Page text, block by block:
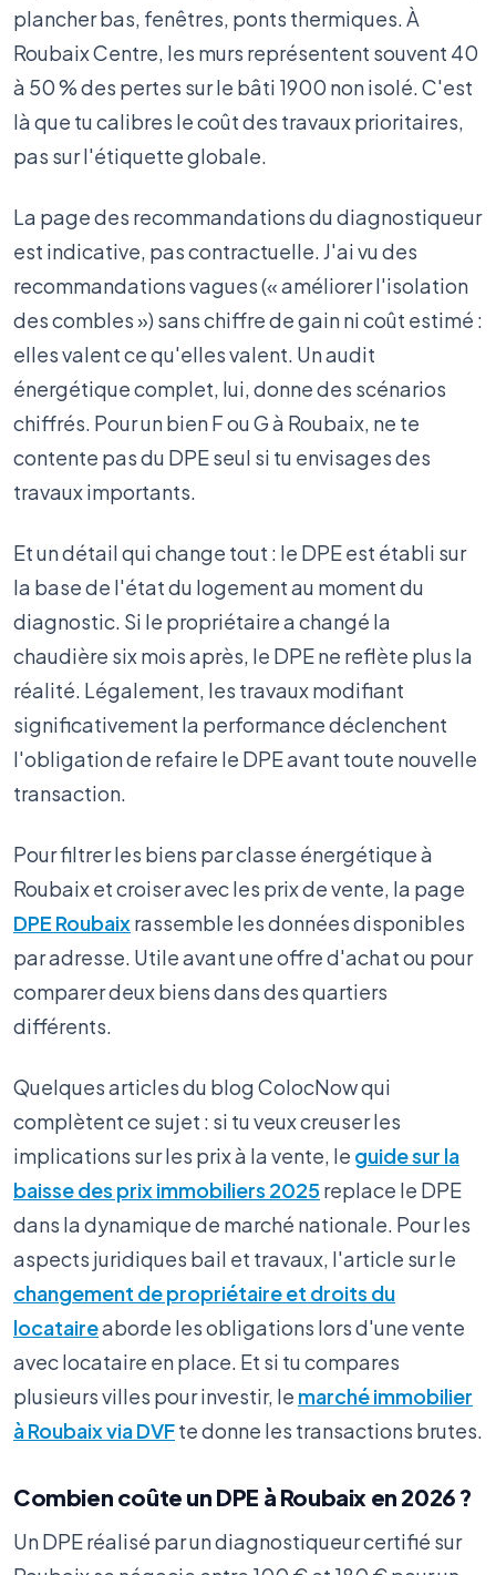
plancher bas, fenêtres, ponts thermiques. À
Roubaix Centre, les murs représentent souvent 40
à 50 % des pertes sur le bâti 1900 non isolé. C'est
là que tu calibres le coût des travaux prioritaires,
pas sur l'étiquette globale.
La page des recommandations du diagnostiqueur
est indicative, pas contractuelle. J'ai vu des
recommandations vagues (« améliorer l'isolation
des combles ») sans chiffre de gain ni coût estimé :
elles valent ce qu'elles valent. Un audit
énergétique complet, lui, donne des scénarios
chiffrés. Pour un bien F ou G à Roubaix, ne te
contente pas du DPE seul si tu envisages des
travaux importants.
Et un détail qui change tout : le DPE est établi sur
la base de l'état du logement au moment du
diagnostic. Si le propriétaire a changé la
chaudière six mois après, le DPE ne reflète plus la
réalité. Légalement, les travaux modifiant
significativement la performance déclenchent
l'obligation de refaire le DPE avant toute nouvelle
transaction.
Pour filtrer les biens par classe énergétique à
Roubaix et croiser avec les prix de vente, la page
DPE Roubaixrassemble les données disponibles
par adresse. Utile avant une offre d'achat ou pour
comparer deux biens dans des quartiers
différents.
Quelques articles du blog ColocNow qui
complètent ce sujet : si tu veux creuser les
implications sur les prix à la vente, le guide sur la
baisse des prix immobiliers 2025 replace le DPE
dans la dynamique de marché nationale. Pour les
aspects juridiques bail et travaux, l'article sur le
changement de propriétaire et droits du
locataireaborde les obligations lors d'une vente
avec locataire en place. Et si tu compares
plusieurs villes pour investir, le marché immobilier
à Roubaix via DVFte donne les transactions brutes.
Combien coûte un DPE à Roubaix en 2026 ?
Un DPE réalisé par un diagnostiqueur certifié sur